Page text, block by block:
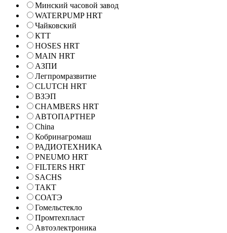
Минский часовой завод
WATERPUMP HRT
Чайковский
КТТ
HOSES HRT
MAIN HRT
АЗПИ
Легпромразвитие
CLUTCH HRT
ВЗЭП
CHAMBERS HRT
АВТОПАРТНЕР
China
Кобринагромаш
РАДИОТЕХНИКА
PNEUMO HRT
FILTERS HRT
SACHS
ТАКТ
СОАТЭ
Гомельстекло
Промтехпласт
Автоэлектроника